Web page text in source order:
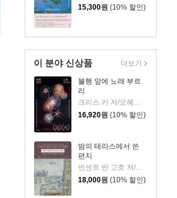
15,300원 (10% 할인)
이 분야 신상품
불행 앞에 노래 부르
리
크리스 카 저/오혜진 역
16,920원 (10% 할인)
밤의 테라스에서 쓴
편지
18,000원 (10% 할인)
더보기